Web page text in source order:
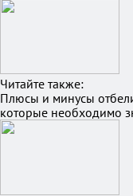
Читайте также:
Плюсы и минусы
которые необходимо